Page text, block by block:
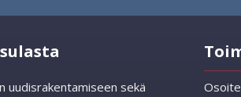
uudisrakentamiseen sekä